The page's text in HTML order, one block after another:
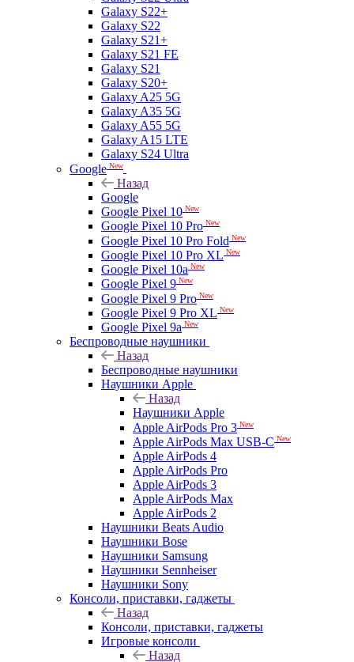
Galaxy S22+
Galaxy S22
Galaxy S21+
Galaxy S21 FE
Galaxy S21
Galaxy S20+
Galaxy A25 5G
Galaxy A35 5G
Galaxy A55 5G
Galaxy A15 LTE
Galaxy S24 Ultra
Google New
Назад
Google
Google Pixel 10 New
Google Pixel 10 Pro New
Google Pixel 10 Pro Fold New
Google Pixel 10 Pro XL New
Google Pixel 10a New
Google Pixel 9 New
Google Pixel 9 Pro New
Google Pixel 9 Pro XL New
Google Pixel 9a New
Беспроводные наушники
Назад
Беспроводные наушники
Наушники Apple
Назад
Наушники Apple
Apple AirPods Pro 3 New
Apple AirPods Max USB-C New
Apple AirPods 4
Apple AirPods Pro
Apple AirPods 3
Apple AirPods Max
Apple AirPods 2
Наушники Beats Audio
Наушники Bose
Наушники Samsung
Наушники Sennheiser
Наушники Sony
Консоли, приставки, гаджеты
Назад
Консоли, приставки, гаджеты
Игровые консоли
Назад